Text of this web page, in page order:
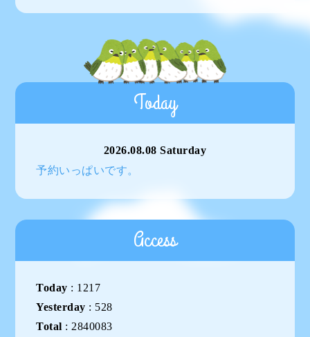
Today
2026.08.08 Saturday
予約いっぱいです。
Access
Today : 1217
Yesterday : 528
Total : 2840083